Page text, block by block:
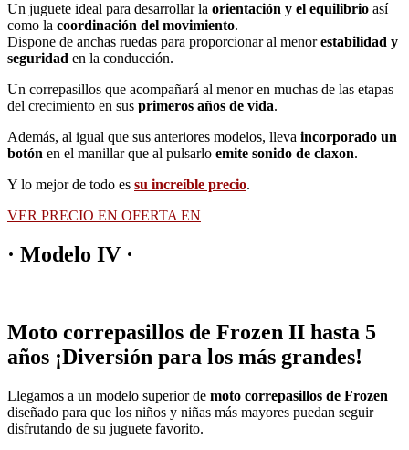
Un juguete ideal para desarrollar la orientación y el equilibrio así
como la coordinación del movimiento.
Dispone de anchas ruedas para proporcionar al menorestabilidad y
seguridad en la conducción.
Un correpasillos que acompañará al menor en muchas de las etapas
del crecimiento en sus primeros años de vida.
Además, al igual que sus anteriores modelos, lleva incorporado un
botón en el manillar que al pulsarlo emite sonido de claxon.
Y lo mejor de todo es su increíble precio.
VER PRECIO EN OFERTA EN
· Modelo IV ·
Moto correpasillos de Frozen II hasta 5
años ¡Diversión para los más grandes!
Llegamos a un modelo superior de moto correpasillos de Frozen
diseñado para que los niños y niñas más mayores puedan seguir
disfrutando de su juguete favorito.